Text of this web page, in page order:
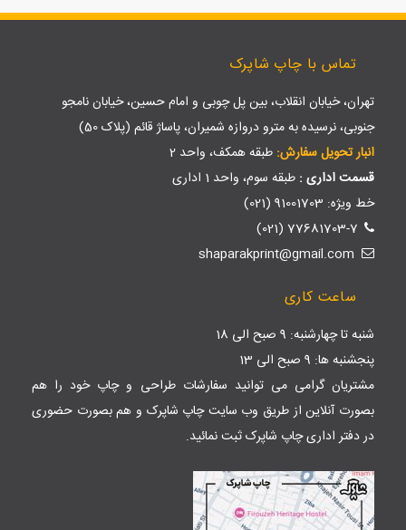
تماس با چاپ شاپرک
تهران، خیابان انقلاب، بین پل چوبی و امام حسین، خیابان نامجو
جنوبی، نرسیده به مترو دروازه شمیران، پاساژ قائم (پلاک 50)
انبار تحویل سفارش: طبقه همکف، واحد 2
قسمت اداری : طبقه سوم، واحد 1 اداری
خط ویژه: 91001703 (021)
77681703-7 (021)
ساعت کاری
شنبه تا چهارشنبه: 9 صبح الی 18
پنجشنبه ها: 9 صبح الی 13
مشتریان گرامی می توانید سفارشات طراحی و چاپ خود را هم
بصورت آنلاین از طریق وب سایتچاپ شاپرک و هم بصورت حضوری
در دفتر اداری چاپ شاپرک ثبت نمائید.